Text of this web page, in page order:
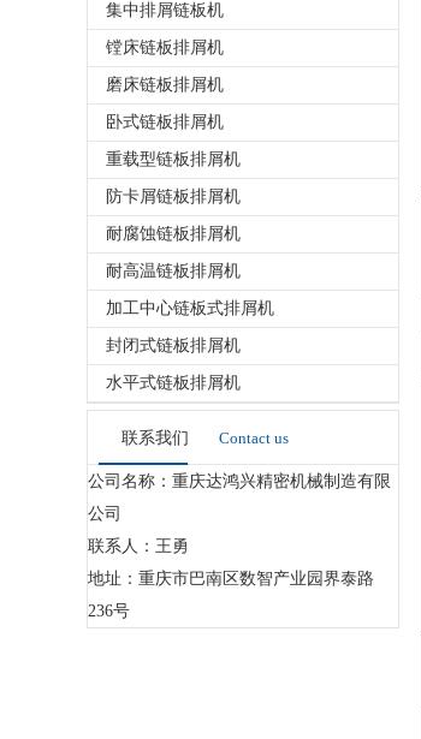
集中排屑链板机
镗床链板排屑机
磨床链板排屑机
卧式链板排屑机
重载型链板排屑机
防卡屑链板排屑机
耐腐蚀链板排屑机
耐高温链板排屑机
加工中心链板式排屑机
封闭式链板排屑机
水平式链板排屑机
联系我们 Contact us
公司名称：重庆达鸿兴精密机械制造有限
公司
联系人：王勇
地址：重庆市巴南区数智产业园界泰路
236号